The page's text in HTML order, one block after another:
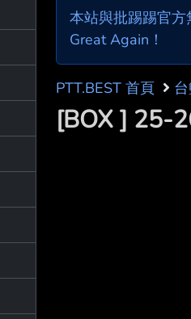
本站與批踢踢官
Great Again！
PTT.BEST 首頁
[BOX ] 25-